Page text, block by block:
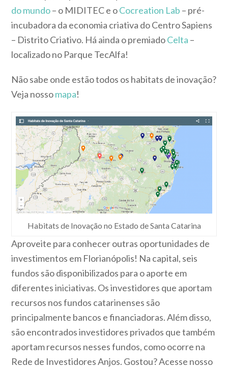
do mundo– o MIDITEC e oCocreation Lab – pré-
incubadora da economia criativa do Centro Sapiens
– Distrito Criativo. Há ainda o premiadoCelta –
localizado no Parque TecAlfa!
Não sabe onde estão todos os habitats de inovação?
Veja nossomapa!
Habitats de Inovação no Estado de Santa Catarina
Aproveite para conhecer outras oportunidades de
investimentos em Florianópolis! Na capital, seis
fundos são disponibilizados para o aporte em
diferentes iniciativas. Os investidores que aportam
recursos nos fundos catarinenses são
principalmente bancos e financiadoras. Além disso,
são encontrados investidores privados que também
aportam recursos nesses fundos, como ocorre na
Rede de Investidores Anjos. Gostou? Acesse nosso